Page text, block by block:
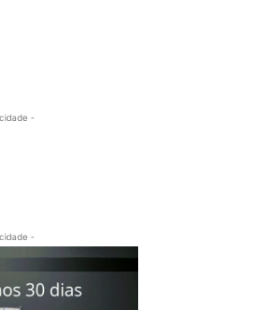
-
-